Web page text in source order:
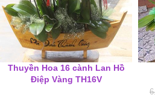
Thuyền Hoa 16 cành Lan Hồ
Điệp Vàng TH16V